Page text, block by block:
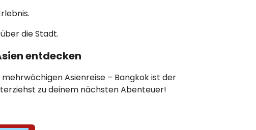
die Stadt.
entdecken
Asienreise – Bangkok ist der
zu deinem nächsten Abenteuer!